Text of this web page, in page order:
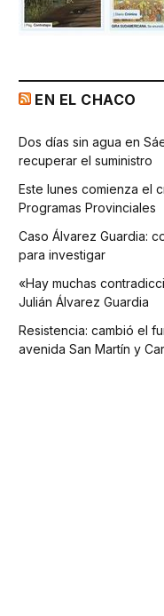
EN EL CHACO
Dos días sin agua en
recuperar el suministro
Este lunes comienza el
Programas Provinciales
Caso Álvarez Guardia:
para investigar
«Hay muchas
Julián Álvarez Guardia
Resistencia: cambió el
avenida San Martín y